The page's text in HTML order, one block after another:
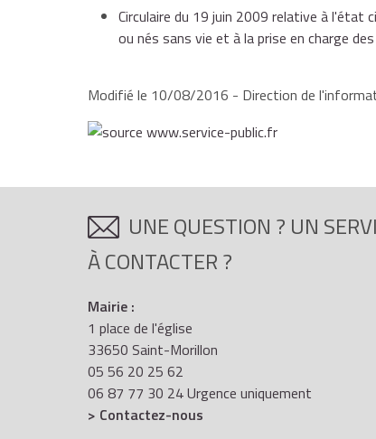
Circulaire du 19 juin 2009 relative à l'état
ou nés sans vie et à la prise en charge
Modifié le 10/08/2016 - Direction de
UNE QUESTION ? UN
À CONTACTER ?
Mairie :
1 place de l'église
33650 Saint-Morillon
05 56 20 25 62
06 87 77 30 24 Urgence uniquement
> Contactez-nous